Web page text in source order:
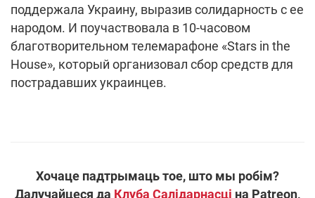
поддержала Украину, выразив солидарность с ее
народом. И поучаствовала в 10-часовом
благотворительном телемарафоне «Stars in the
House», который организовал сбор средств для
пострадавших украинцев.
Хочаце падтрымаць тое, што мы робім?
Далучайцеся да Клуба Салідарнасці на Patreon,